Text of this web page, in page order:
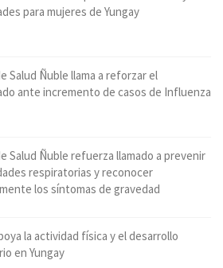
para mujeres de Yungay
Salud Ñuble llama a reforzar el
ante incremento de casos de Influenza
Salud Ñuble refuerza llamado a prevenir
respiratorias y reconocer
los síntomas de gravedad
la actividad física y el desarrollo
en Yungay